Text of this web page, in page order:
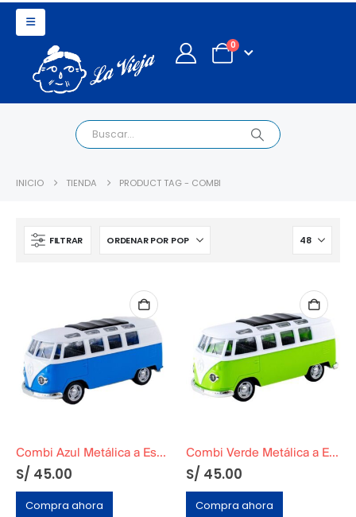
0
INICIO TIENDA PRODUCT TAG - COMBI
FILTRAR
Combi Azul Metálica a Escala
S/ 45.00
Compra ahora
Combi Verde Metálica a Escala
S/ 45.00
Compra ahora